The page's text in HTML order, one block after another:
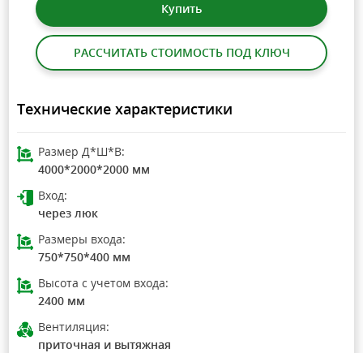
Купить
РАССЧИТАТЬ СТОИМОСТЬ ПОД КЛЮЧ
Технические характеристики
Размер Д*Ш*В:
4000*2000*2000 мм
Вход:
через люк
Размеры входа:
750*750*400 мм
Высота с учетом входа:
2400 мм
Вентиляция:
приточная и вытяжная